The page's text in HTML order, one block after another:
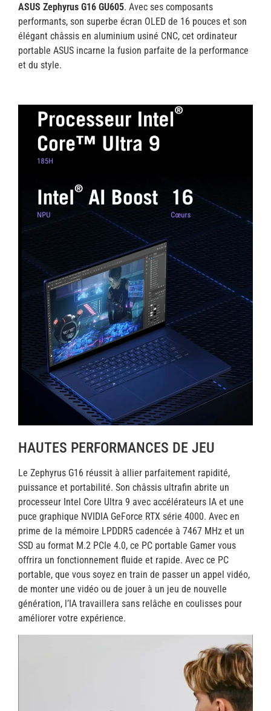
ASUS Zephyrus G16 GU605. Avec ses composants
performants, son superbe écran OLED de 16 pouces et son
élégant châssis en aluminium usiné CNC, cet ordinateur
portable ASUS incarne la fusion parfaite de la performance
et du style.
HAUTES PERFORMANCES DE JEU
Le Zephyrus G16 réussit à allier parfaitement rapidité,
puissance et portabilité. Son châssis ultrafin abrite un
processeur Intel Core Ultra 9 avec accélérateurs IA et une
puce graphique NVIDIA GeForce RTX série 4000. Avec en
prime de la mémoire LPDDR5 cadencée à 7467 MHz et un
SSD au format M.2 PCIe 4.0, ce PC portable Gamer vous
offrira un fonctionnement fluide et rapide. Avec ce PC
portable, que vous soyez en train de passer un appel vidéo,
de monter une vidéo ou de jouer à un jeu de nouvelle
génération, l’IA travaillera sans relâche en coulisses pour
améliorer votre expérience.